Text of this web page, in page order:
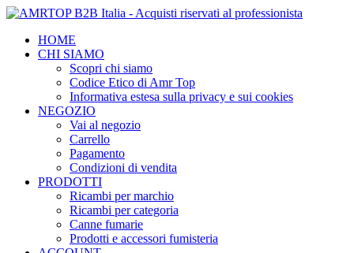
HOME
CHI SIAMO
Scopri chi siamo
Codice Etico di Amr Top
Informativa estesa sulla privacy e sui cookies
NEGOZIO
Vai al negozio
Carrello
Pagamento
Condizioni di vendita
PRODOTTI
Ricambi per marchio
Ricambi per categoria
Canne fumarie
Prodotti e accessori fumisteria